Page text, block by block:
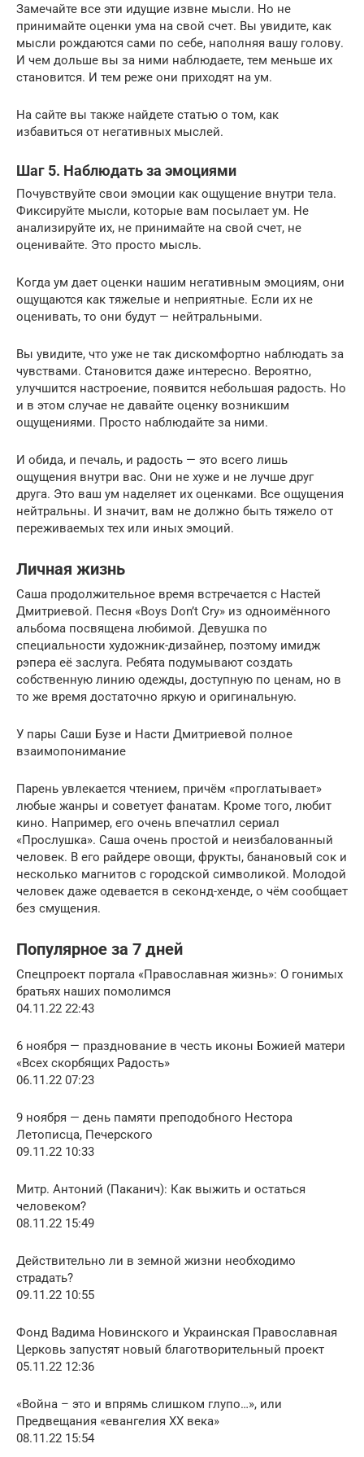
Замечайте все эти идущие извне мысли. Но не
принимайте оценки ума на свой счет. Вы увидите, как
мысли рождаются сами по себе, наполняя вашу голову.
И чем дольше вы за ними наблюдаете, тем меньше их
становится. И тем реже они приходят на ум.
На сайте вы также найдете статью о том, как
избавиться от негативных мыслей.
Шаг 5. Наблюдать за эмоциями
Почувствуйте свои эмоции как ощущение внутри тела.
Фиксируйте мысли, которые вам посылает ум. Не
анализируйте их, не принимайте на свой счет, не
оценивайте. Это просто мысль.
Когда ум дает оценки нашим негативным эмоциям, они
ощущаются как тяжелые и неприятные. Если их не
оценивать, то они будут — нейтральными.
Вы увидите, что уже не так дискомфортно наблюдать за
чувствами. Становится даже интересно. Вероятно,
улучшится настроение, появится небольшая радость. Но
и в этом случае не давайте оценку возникшим
ощущениями. Просто наблюдайте за ними.
И обида, и печаль, и радость — это всего лишь
ощущения внутри вас. Они не хуже и не лучше друг
друга. Это ваш ум наделяет их оценками. Все ощущения
нейтральны. И значит, вам не должно быть тяжело от
переживаемых тех или иных эмоций.
Личная жизнь
Саша продолжительное время встречается с Настей
Дмитриевой. Песня «Boys Don’t Cry» из одноимённого
альбома посвящена любимой. Девушка по
специальности художник-дизайнер, поэтому имидж
рэпера её заслуга. Ребята подумывают создать
собственную линию одежды, доступную по ценам, но в
то же время достаточно яркую и оригинальную.
У пары Саши Бузе и Насти Дмитриевой полное
взаимопонимание
Парень увлекается чтением, причём «проглатывает»
любые жанры и советует фанатам. Кроме того, любит
кино. Например, его очень впечатлил сериал
«Прослушка». Саша очень простой и неизбалованный
человек. В его райдере овощи, фрукты, банановый сок и
несколько магнитов с городской символикой. Молодой
человек даже одевается в секонд-хенде, о чём сообщает
без смущения.
Популярное за 7 дней
Спецпроект портала «Православная жизнь»: О гонимых
братьях наших помолимся
04.11.22 22:43
6 ноября — празднование в честь иконы Божией матери
«Всех скорбящих Радость»
06.11.22 07:23
9 ноября — день памяти преподобного Нестора
Летописца, Печерского
09.11.22 10:33
Митр. Антоний (Паканич): Как выжить и остаться
человеком?
08.11.22 15:49
Действительно ли в земной жизни необходимо
страдать?
09.11.22 10:55
Фонд Вадима Новинского и Украинская Православная
Церковь запустят новый благотворительный проект
05.11.22 12:36
«Война – это и впрямь слишком глупо…», или
Предвещания «евангелия XX века»
08.11.22 15:54